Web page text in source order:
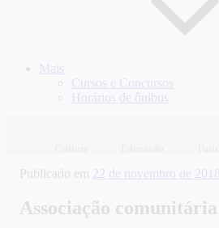
Mais
Cursos e Concursos
Horários de ônibus
Publicado em 22 de novembro de 2018
Associação